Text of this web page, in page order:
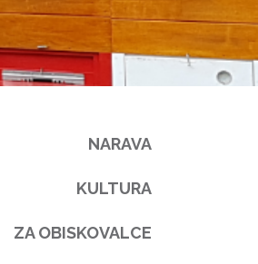
NARAVA
KULTURA
ZA OBISKOVALCE